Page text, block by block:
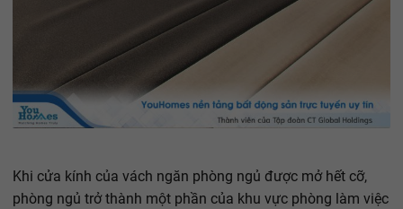
Khi cửa kính của vách ngăn phòng ngủ được mở hết cỡ,
phòng ngủ trở thành một phần của khu vực phòng làm việc